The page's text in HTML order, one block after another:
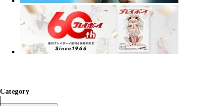
Category